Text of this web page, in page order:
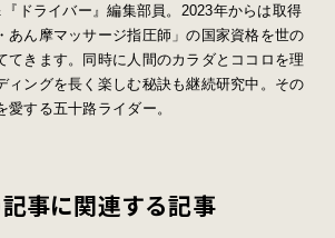
『ドライバー』編集部員。2023年からは取得
あん摩マッサージ指圧師」の国家資格を世の
てきます。同時に人間のカラダとココロを理
ィングを長く楽しむ秘訣も継続研究中。その
する五十路ライダー。
事に関連する記事